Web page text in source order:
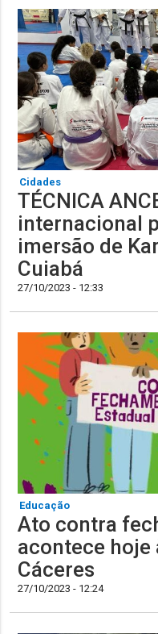
Cidades
TÉCNICA
internacional
imersão de
Cuiabá
27/10/2023 - 12:33
Educação
Ato contra
acontece hoje
Cáceres
27/10/2023 - 12:24